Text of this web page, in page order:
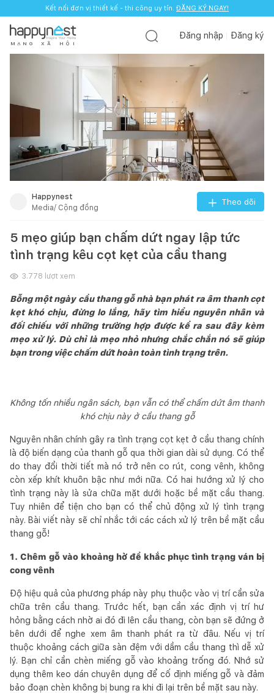
Kết nối đơn vị thiết kế - thi công uy tín. ĐĂNG KÝ NGAY!
Kết nối đơn vị thiết kế - thi công uy tín. ĐĂNG KÝ NGAY!
M Ạ N G X Ã H Ộ I
Đăng nhập Đăng ký
Happynest
Media/ Cộng đồng
Theo dõi
5 mẹo giúp bạn chấm dứt ngay lập tức
tình trạng kêu cọt kẹt của cầu thang
3.778 lượt xem
Bỗng một ngày cầu thang gỗ nhà bạn phát ra âm thanh cọt
kẹt khó chịu, đừng lo lắng, hãy tìm hiểu nguyên nhân và
đối chiếu với những trường hợp được kể ra sau đây kèm
mẹo xử lý. Dù chỉ là mẹo nhỏ nhưng chắc chắn nó sẽ giúp
bạn trong việc chấm dứt hoàn toàn tình trạng trên.
Không tốn nhiều ngân sách, bạn vẫn có thể chấm dứt âm thanh
khó chịu này ở cầu thang gỗ
Nguyên nhân chính gây ra tình trạng cọt kẹt ở cầu thang chính
là độ biến dạng của thanh gỗ qua thời gian dài sử dụng. Có thể
do thay đổi thời tiết mà nó trở nên co rút, cong vênh, không
còn xếp khít khuôn bậc như mới nữa. Có hai hướng xử lý cho
tình trạng này là sửa chữa mặt dưới hoặc bề mặt cầu thang.
Tuy nhiên để tiện cho bạn có thể chủ động xử lý tình trạng
này. Bài viết này sẽ chỉ nhắc tới các cách xử lý trên bề mặt cầu
thang gỗ!
1. Chêm gỗ vào khoảng hở để khắc phục tình trạng ván bị
cong vênh
Độ hiệu quả của phương pháp này phụ thuộc vào vị trí cần sửa
chữa trên cầu thang. Trước hết, bạn cần xác định vị trí hư
hỏng bằng cách nhờ ai đó đi lên cầu thang, còn bạn sẽ đứng ở
bên dưới để nghe xem âm thanh phát ra từ đâu. Nếu vị trí
thuộc khoảng cách giữa sàn đệm với dầm cầu thang thì dễ xử
lý. Bạn chỉ cần chèn miếng gỗ vào khoảng trống đó. Nhớ sử
dụng thêm keo dán chuyên dụng để cố định miếng gỗ và đảm
bảo đoạn chèn không bị bung ra khi đi lại trên bề mặt sau này.